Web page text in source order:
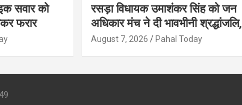
सवार को
फरार
रसड़ा विधायक उमाशंकर सिंह को जन
अधिकार मंच ने दी भावभीनी श्रद्धांजलि,
आत्मा की शांति के लिए की प्रार्थना
August 7, 2026 Pahal Today